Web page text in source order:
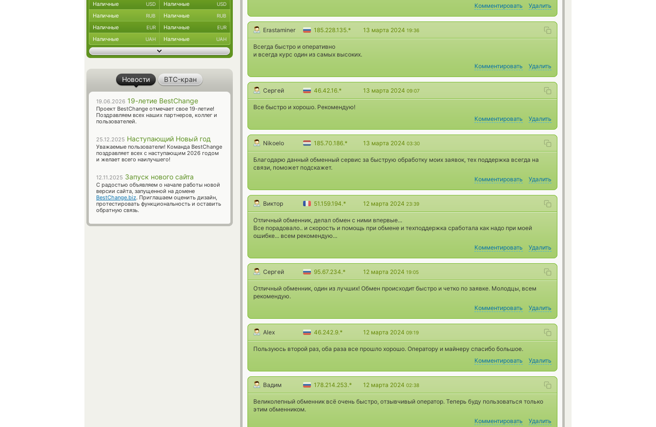
Комментировать
Удалить
Erastaminer 185.228.135.* 13 марта 2024 19:36
Всегда быстро и оперативно
и всегда курс один из самых высоких.
Комментировать
Удалить
Сергей 46.42.16.* 13 марта 2024 09:07
Все быстро и хорошо. Рекомендую!
Комментировать
Удалить
Nikoelo 185.70.186.* 13 марта 2024 03:30
Благодарю данный обменный сервис за быструю обработку моих заявок, тех поддержка всегда на
связи, поможет подскажет.
Комментировать
Удалить
Виктор 51.159.194.* 12 марта 2024 23:39
Отличный обменник, делал обмен с ними впервые...
Все порадовало.. и скорость и помощь при обмене и техподдержка сработала как надо при моей
ошибке... всем рекомендую...
Комментировать
Удалить
Сергей 95.67.234.* 12 марта 2024 19:05
Отличный обменник, один из лучших! Обмен происходит быстро и четко по заявке. Молодцы, всем
рекомендую.
Комментировать
Удалить
Alex 46.242.9.* 12 марта 2024 09:19
Пользуюсь второй раз, оба раза все прошло хорошо. Оператору и майнеру спасибо большое.
Комментировать
Удалить
Вадим 178.214.253.* 12 марта 2024 02:38
Великолепный обменник всё очень быстро, отзывчивый оператор. Теперь буду пользоваться только
этим обменником.
Комментировать
Удалить
Наличные USD Наличные USD
Наличные RUB Наличные RUB
Наличные EUR Наличные EUR
Наличные UAH Наличные UAH
Новости BTC-кран
19.06.2026 19-летие BestChange
Проект BestChange отмечает свое 19-летие!
Поздравляем всех наших партнеров, коллег и
пользователей.
25.12.2025 Наступающий Новый год
Уважаемые пользователи! Команда BestChange
поздравляет всех с наступающим 2026 годом
и желает всего наилучшего!
12.11.2025 Запуск нового сайта
С радостью объявляем о начале работы новой
версии сайта, запущенной на домене
BestChange.biz. Приглашаем оценить дизайн,
протестировать функциональность и оставить
обратную связь.